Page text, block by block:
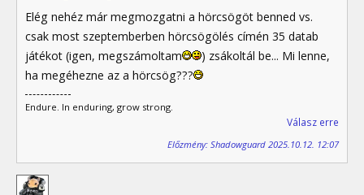
Elég nehéz már megmozgatni a hörcsögöt benned vs.
csak most szeptemberben hörcsögölés címén 35 datab
játékot (igen, megszámoltam
) zsákoltál be... Mi lenne,
ha megéhezne az a hörcsög???
Endure. In enduring, grow strong.
Válasz erre
Előzmény: Shadowguard 2025.10.12. 12:07